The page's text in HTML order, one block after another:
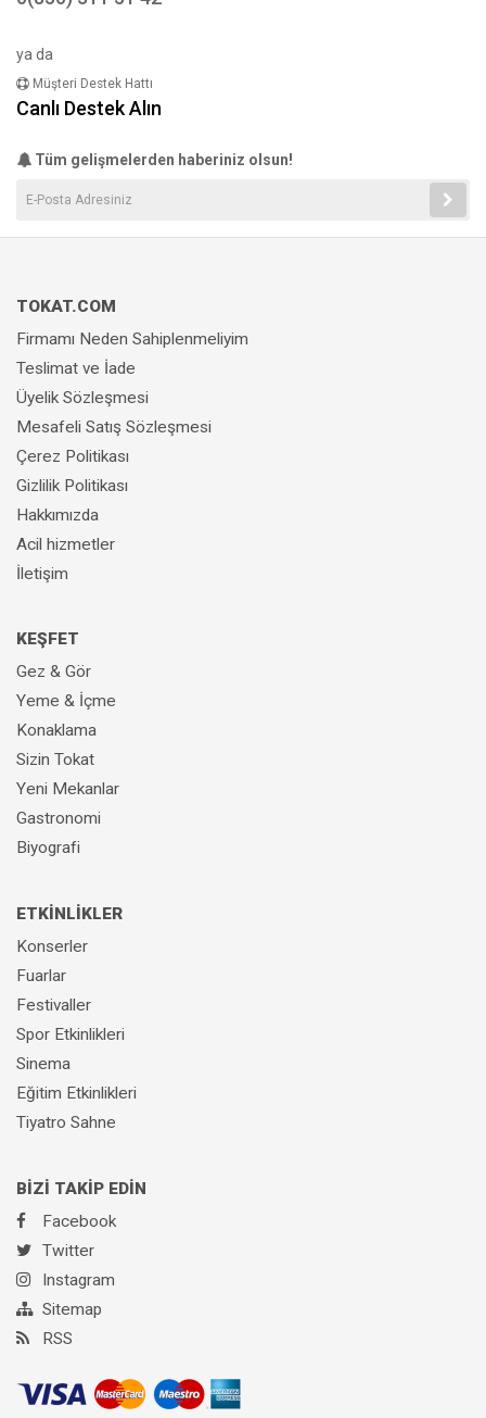
ya da
Müşteri Destek Hattı
Canlı Destek Alın
Tüm gelişmelerden haberiniz olsun!
TOKAT.COM
Firmamı Neden Sahiplenmeliyim
Teslimat ve İade
Üyelik Sözleşmesi
Mesafeli Satış Sözleşmesi
Çerez Politikası
Gizlilik Politikası
Hakkımızda
Acil hizmetler
İletişim
KEŞFET
Gez & Gör
Yeme & İçme
Konaklama
Sizin Tokat
Yeni Mekanlar
Gastronomi
Biyografi
ETKİNLİKLER
Konserler
Fuarlar
Festivaller
Spor Etkinlikleri
Sinema
Eğitim Etkinlikleri
Tiyatro Sahne
BİZİ TAKİP EDİN
Facebook
Twitter
Instagram
Sitemap
RSS